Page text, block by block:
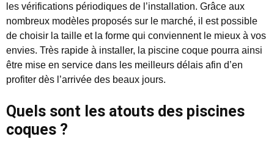
les vérifications périodiques de l’installation. Grâce aux
nombreux modèles proposés sur le marché, il est possible
de choisir la taille et la forme qui conviennent le mieux à vos
envies. Très rapide à installer, la piscine coque pourra ainsi
être mise en service dans les meilleurs délais afin d’en
profiter dès l’arrivée des beaux jours.
Quels sont les atouts des piscines
coques ?